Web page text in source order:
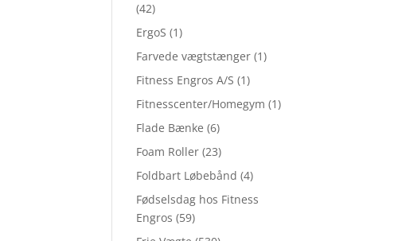
(42)
ErgoS (1)
Farvede vægtstænger (1)
Fitness Engros A/S (1)
Fitnesscenter/Homegym (1)
Flade Bænke (6)
Foam Roller (23)
Foldbart Løbebånd (4)
Fødselsdag hos Fitness
Engros (59)